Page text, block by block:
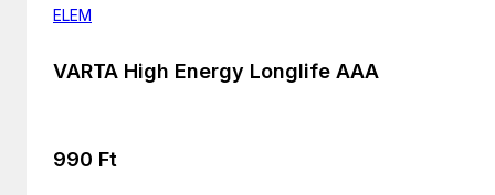
ELEM
VARTA High Energy Longlife AAA
990 Ft